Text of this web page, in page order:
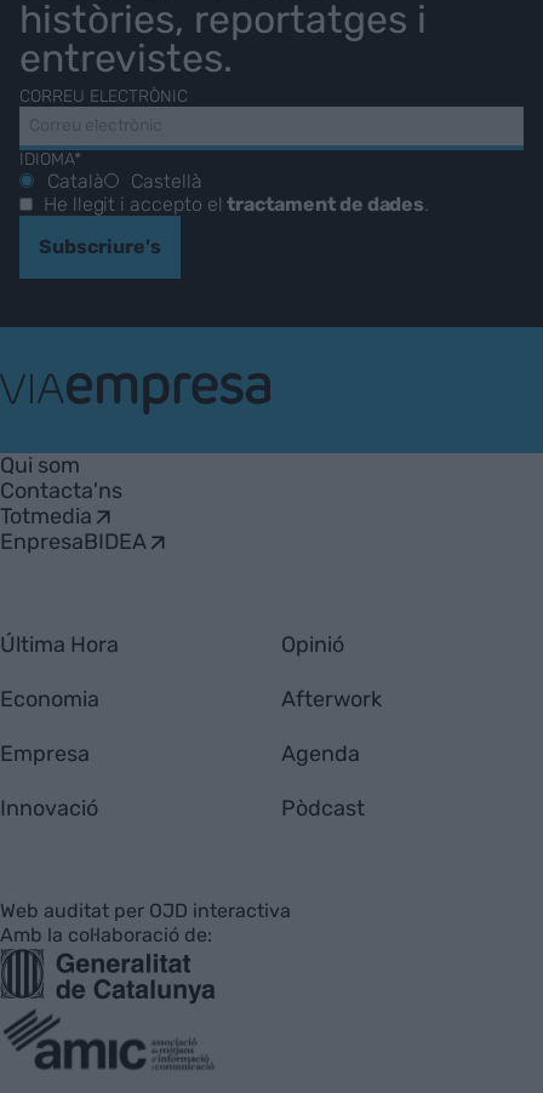
històries, reportatges i
entrevistes.
CORREU ELECTRÒNIC
IDIOMA*
Català
Castellà
He llegit i accepto eltractament de dades.
Subscriure's
Empresa
Qui som
Contacta'ns
Totmedia
EnpresaBIDEA
Última Hora
Economia
Empresa
Innovació
Opinió
Afterwork
Agenda
Pòdcast
Web auditat per OJD interactiva
Amb la col·laboració de: